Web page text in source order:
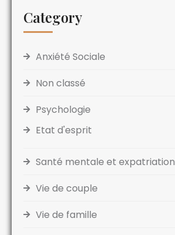
Category
Anxiété Sociale
Non classé
Psychologie
Etat d'esprit
Santé mentale et expatriation
Vie de couple
Vie de famille